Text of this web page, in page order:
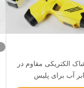
الکتریکی مقاوم در
آب برای پلیس